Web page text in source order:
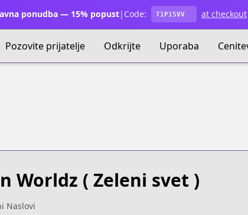
ponudba — 15% popust| Code: T1P15VV at checkout
Pozovite prijatelje Odkrijte Uporaba
Worldz ( Zeleni svet )
Naslovi